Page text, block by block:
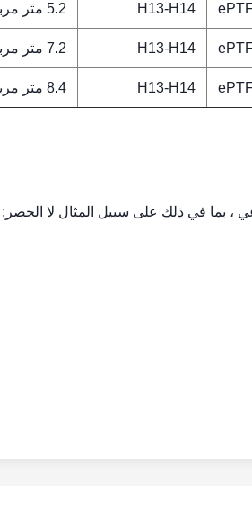
H13-H14 5.2 متر مربع
H13-H14 7.2 متر مربع
H13-H14 8.4 متر مربع
، بما في ذلك على سبيل المثال لا الحصر: